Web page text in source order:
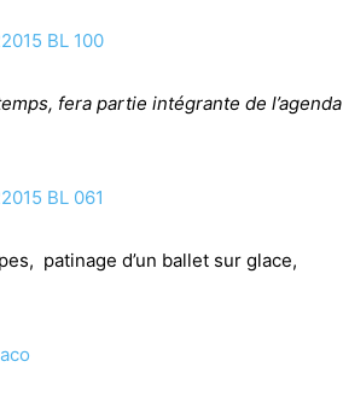
fera partie intégrante de l’agenda
patinage d’un ballet sur ​​glace,